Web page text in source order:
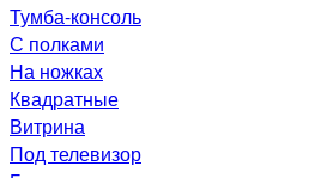
Тумба-консоль
С полками
На ножках
Квадратные
Витрина
Под телевизор